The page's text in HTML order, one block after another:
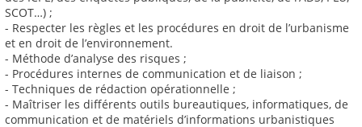
SCOT…) ;
- Respecter les règles et les procédures en droit de l’urbanisme
et en droit de l’environnement.
- Méthode d’analyse des risques ;
- Procédures internes de communication et de liaison ;
- Techniques de rédaction opérationnelle ;
- Maîtriser les différents outils bureautiques, informatiques, de
communication et de matériels d’informations urbanistiques